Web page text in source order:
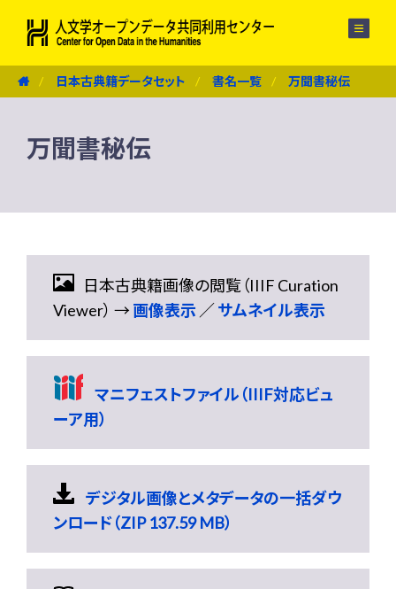
日本古典籍データセット 書名一覧 万聞書秘伝
万聞書秘伝
日本古典籍画像の閲覧（IIIF Curation
Viewer） →画像表示 ／サムネイル表示
マニフェストファイル（IIIF対応ビュ
ーア用）
デジタル画像とメタデータの一括ダウ
ンロード（ZIP 137.59 MB）